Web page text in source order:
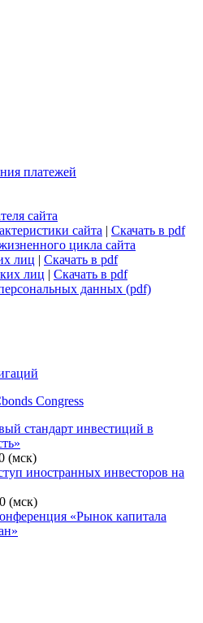
платежей
сайта
сайта | Скачать в pdf
цикла сайта
лиц | Скачать в pdf
лиц | Скачать в pdf
данных (pdf)
Congress
стандарт инвестиций в
(мск)
иностранных инвесторов на
(мск)
«Рынок капитала